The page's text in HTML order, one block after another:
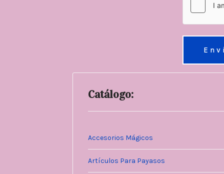
Catálogo:
Accesorios Mágicos
Artículos Para Payasos